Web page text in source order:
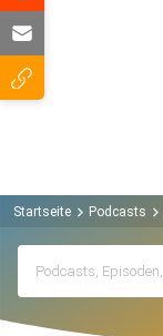
Startseite Podcasts